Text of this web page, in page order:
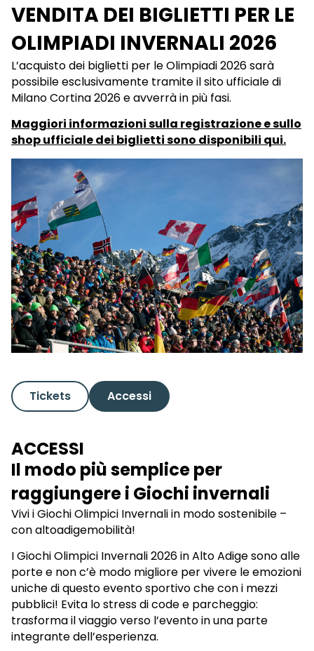
VENDITA DEI BIGLIETTI PER LE
OLIMPIADI INVERNALI 2026
L’acquisto dei biglietti per le Olimpiadi 2026 sarà
possibile esclusivamente tramite il sito ufficiale di
Milano Cortina 2026 e avverrà in più fasi.
Maggiori informazioni sulla registrazione e sullo
shop ufficiale dei biglietti sono disponibili qui.
Tickets Accessi
ACCESSI
Il modo più semplice per
raggiungere i Giochi invernali
Vivi i Giochi Olimpici Invernali in modo sostenibile –
con altoadigemobilità!
I Giochi Olimpici Invernali 2026 in Alto Adige sono alle
porte e non c’è modo migliore per vivere le emozioni
uniche di questo evento sportivo che con i mezzi
pubblici! Evita lo stress di code e parcheggio:
trasforma il viaggio verso l’evento in una parte
integrante dell’esperienza.